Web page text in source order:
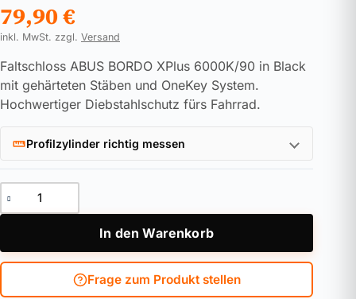
79,90€
inkl. MwSt. zzgl. Versand
Faltschloss ABUS BORDO XPlus 6000K/90 in Black
mit gehärteten Stäben und OneKey System.
Hochwertiger Diebstahlschutz fürs Fahrrad.
Profilzylinder richtig messen
ABUS BORDO XPlus™ 6000K/90 black Faltschloss Menge
In den Warenkorb
Frage zum Produkt stellen